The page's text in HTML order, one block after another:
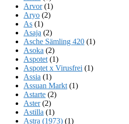
Arvor(1)
Aryo (2)
As (1)
Asaja (2)
Asche Sämling 420 (1)
Asoka (2)
Aspotet (1)
Aspotet x Virusfrei (1)
Assia (1)
Assuan Markt (1)
Astarte (2)
Aster(2)
Astilla (1)
Astra (1973) (1)